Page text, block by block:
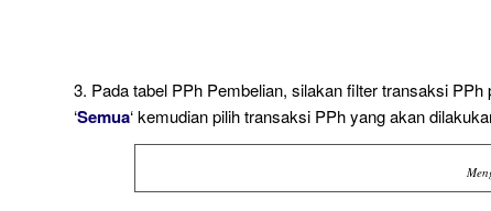
3. Pada tabel PPh Pembelian, silakan filter transaksi
‘Semua‘ kemudian pilih transaksi PPh yang akan